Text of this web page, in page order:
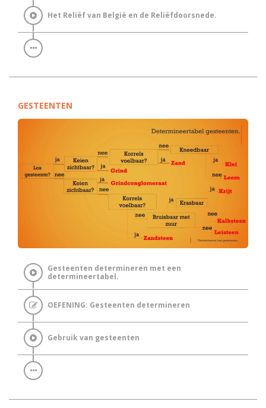
Het Reliëf van België en de Reliëfdoorsnede.
GESTEENTEN
Gesteenten determineren met een
determineertabel.
OEFENING: Gesteenten determineren
Gebruik van gesteenten